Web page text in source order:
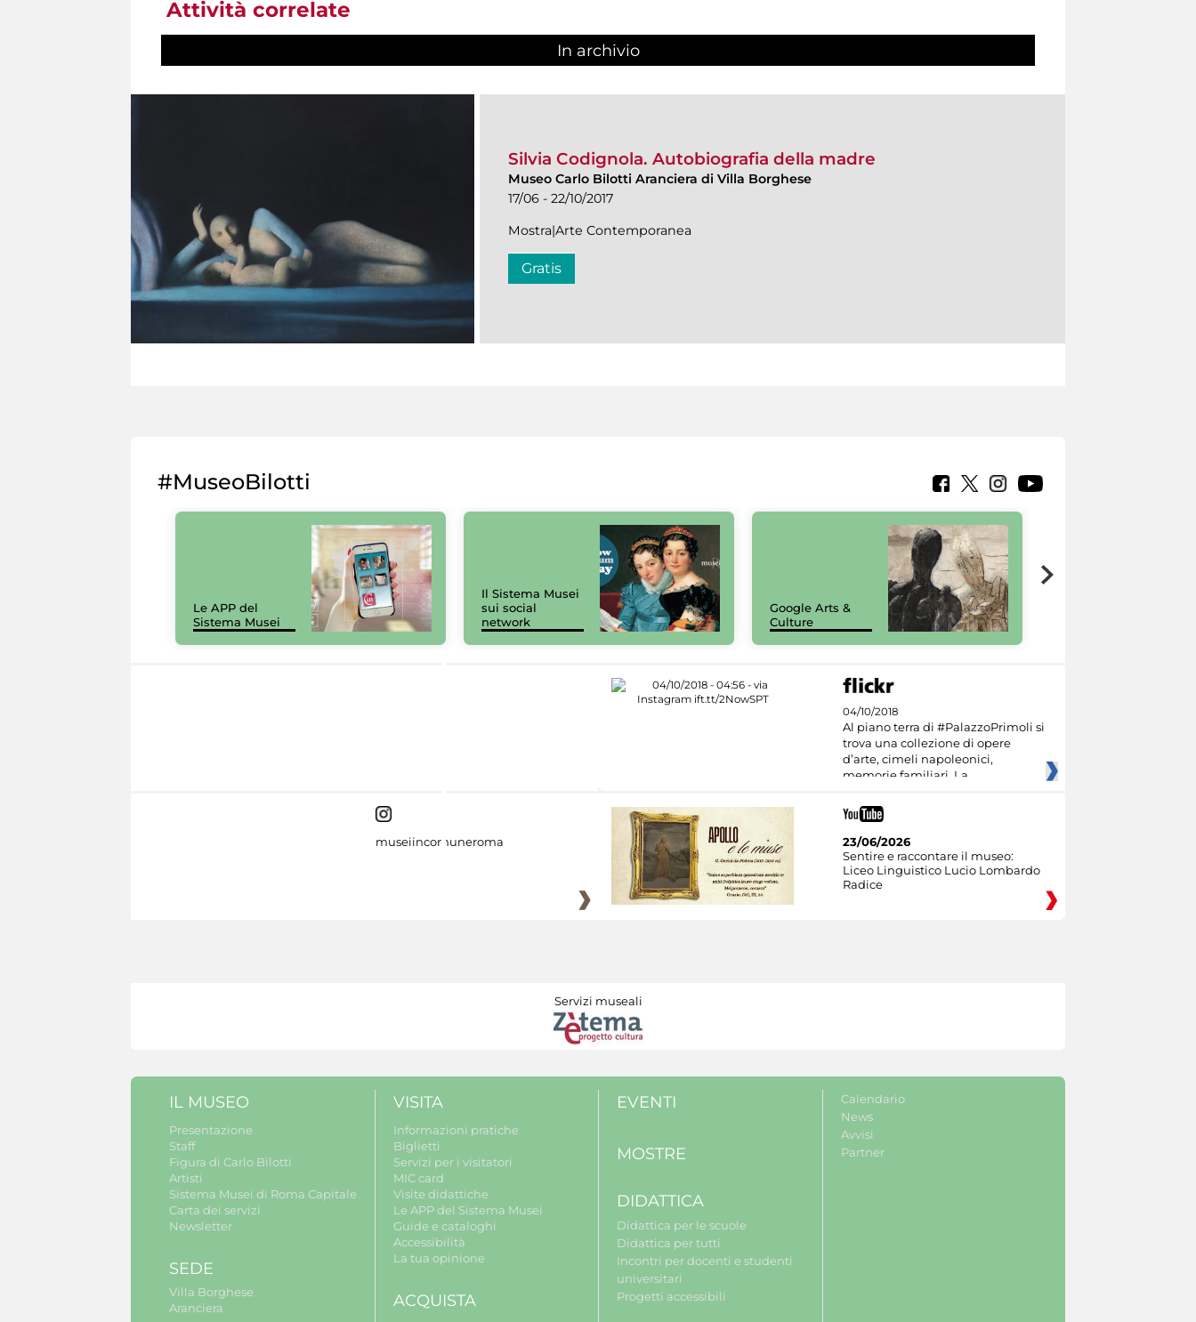
Attività correlate
In archivio
Silvia Codignola. Autobiografia della madre
Museo Carlo Bilotti Aranciera di Villa Borghese
17/06 - 22/10/2017
Mostra|Arte Contemporanea
Gratis
#MuseoBilotti
Le APP del
Sistema Musei
Il Sistema Musei
sui social
network
Google Arts &
Culture
04/10/2018
Al piano terra di #PalazzoPrimoli si
trova una collezione di opere
d’arte, cimeli napoleonici,
memorie familiari. La
museiincomuneroma
23/06/2026
Sentire e raccontare il museo:
Liceo Linguistico Lucio Lombardo
Radice
Servizi museali
IL MUSEO
Presentazione
Staff
Figura di Carlo Bilotti
Artisti
Sistema Musei di Roma Capitale
Carta dei servizi
Newsletter
SEDE
Villa Borghese
Aranciera
VISITA
Informazioni pratiche
Biglietti
Servizi per i visitatori
MIC card
Visite didattiche
Le APP del Sistema Musei
Guide e cataloghi
Accessibilità
La tua opinione
ACQUISTA
EVENTI
MOSTRE
DIDATTICA
Didattica per le scuole
Didattica per tutti
Incontri per docenti e studenti
universitari
Progetti accessibili
Calendario
News
Avvisi
Partner